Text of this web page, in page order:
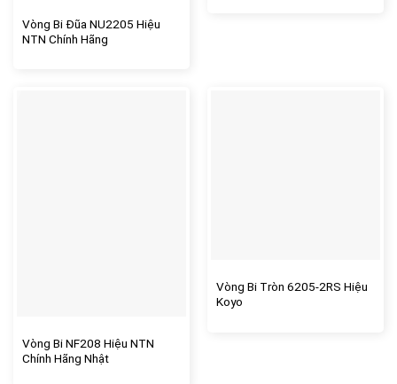
Vòng Bi Đũa NU2205 Hiệu
NTN Chính Hãng
Vòng Bi NF208 Hiệu NTN
Chính Hãng Nhật
Vòng Bi Tròn 6205-2RS Hiệu
Koyo